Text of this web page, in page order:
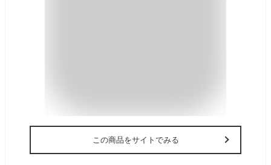
この商品をサイトでみる